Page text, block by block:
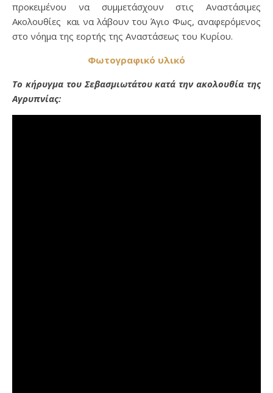
προκειμένου να συμμετάσχουν στις Αναστάσιμες
Ακολουθίες και να λάβουν του Άγιο Φως, αναφερόμενος
στο νόημα της εορτής της Αναστάσεως του Κυρίου.
Φωτογραφικό υλικό
Το κήρυγμα του Σεβασμιωτάτου κατά την ακολουθία της
Αγρυπνίας: